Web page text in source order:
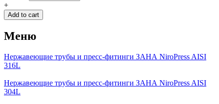
+
Меню
Нержавеющие трубы и пресс-фитинги ЗАНА NiroPress AISI
316L
Нержавеющие трубы и пресс-фитинги ЗАНА NiroPress AISI
304L